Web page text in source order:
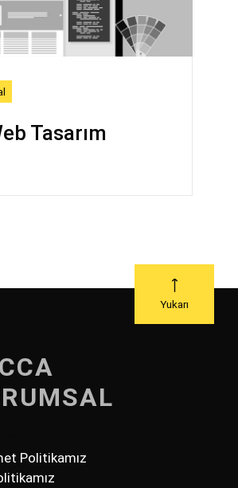
Tasarım
Politikamız
Yukarı